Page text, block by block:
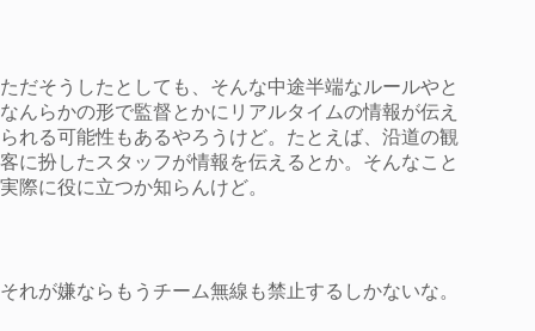
ただそうしたとしても、そんな中途半端なルールやと
なんらかの形で監督とかにリアルタイムの情報が伝え
られる可能性もあるやろうけど。たとえば、沿道の観
客に扮したスタッフが情報を伝えるとか。そんなこと
実際に役に立つか知らんけど。
それが嫌ならもうチーム無線も禁止するしかないな。